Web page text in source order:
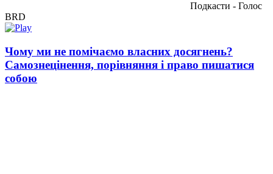
Подкасти - Голос
BRD
Чому ми не помічаємо власних досягнень?
Самознецінення, порівняння і право пишатися
собою